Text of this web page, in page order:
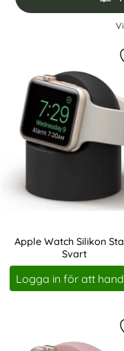
filtersektionen
Filtrera &
Apple Watch Silikon
Svart
Art. nr 10252
Logga in för att